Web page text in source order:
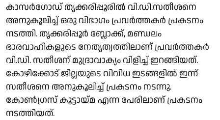
കാസർഗോഡ് തൃക്കരിപ്പൂരിൽ വി.ഡി.സതീശനെ
അനുകൂലിച്ച് ഒരു വിഭാഗം പ്രവർത്തകർ പ്രകടനം
നടത്തി. തൃക്കരിപ്പൂർ ബ്ലോക്ക്, മണ്ഡലം
ഭാരവാഹികളുടെ നേതൃത്വത്തിലാണ്‌ പ്രവർത്തകർ
വി.ഡി. സതീശന് മുദ്രാവാക്യം വിളിച്ച് ഇറങ്ങിയത്.
കോഴിക്കോട് ജില്ലയുടെ വിവിധ ഇടങ്ങളിൽ ഇന്ന്
സതീശനെ അനുകൂലിച്ച് പ്രകടനം നടന്നു.
കോൺഗ്രസ് കൂട്ടായ്മ എന്ന പേരിലാണ് പ്രകടനം
നടത്തിയത്.